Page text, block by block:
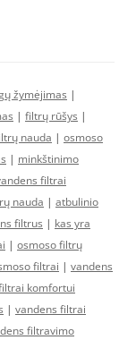
žymėjimas |
| filtrų rūšys |
nauda | osmoso
| minkštinimo
filtrai
nauda | atbulinio
filtrus | kas yra
| osmoso filtrų
filtrai | vandens
komfortui
| vandens filtrai
filtravimo